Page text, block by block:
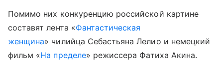
Помимо них конкуренцию российской картине
составят лента «Фантастическая
женщина» чилийца Себастьяна Лелио и немецкий
фильм «На пределе» режиссера Фатиха Акина.